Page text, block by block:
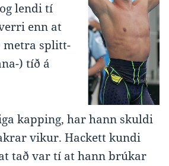
lendi tí
enn at
metra splitt-
) tíð á
kapping, har hann skuldi
vikur. Hackett kundi
tað var tí at hann brúkar